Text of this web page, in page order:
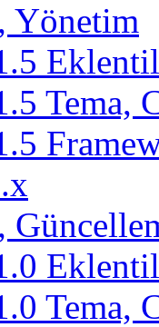
Yönetim
Tema,
Tema,